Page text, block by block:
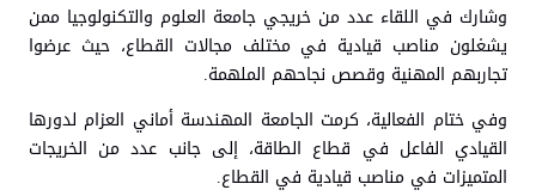
وشارك في اللقاء عدد من خريجي جامعة العلوم والتكنولوجيا ممن
يشغلون مناصب قيادية في مختلف مجالات القطاع، حيث عرضوا
تجاربهم المهنية وقصص نجاحهم الملهمة.
وفي ختام الفعالية، كرمت الجامعة المهندسة أماني العزام لدورها
القيادي الفاعل في قطاع الطاقة، إلى جانب عدد من الخريجات
المتميزات في مناصب قيادية في القطاع.